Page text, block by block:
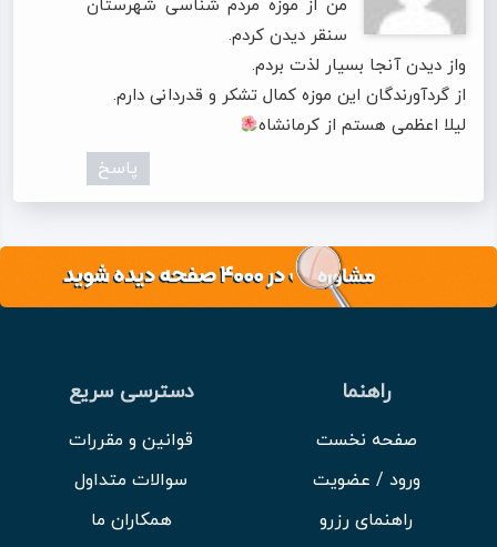
و کلیایی است که بر سه زبان فارسی، کردی و ترکی مسلط بوده و
به هر کدام از این زبان‌ها اشعار و ترانه‌های نغزی سروده است.
من از موزه مردم شناسی شهرستان
سنقر دیدن کردم.
واز دیدن آنجا بسیار لذت بردم.
از گردآورندگان این موزه کمال تشکر و قدردانی دارم.
لیلا اعظمی هستم از کرمانشاه
پاسخ
راهنما
صفحه نخست
ورود / عضویت
راهنمای رزرو
دسترسی سریع
قوانین و مقررات
سوالات متداول
همکاران ما